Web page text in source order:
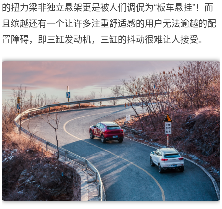
的扭力梁非独立悬架更是被人们调侃为“板车悬挂”！而
且缤越还有一个让许多注重舒适感的用户无法逾越的配
置障碍，即三缸发动机，三缸的抖动很难让人接受。